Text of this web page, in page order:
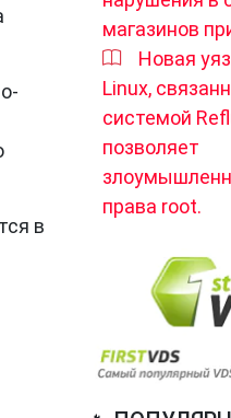
в
магазинов
Новая
Linux,
системой
позволяет
права root.